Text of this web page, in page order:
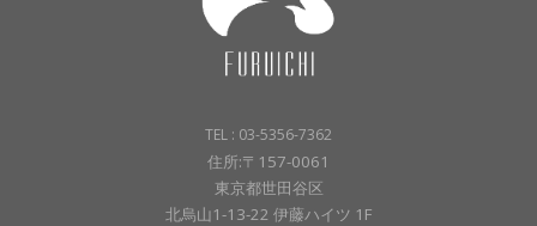
TEL : 03-5356-7362
住所:〒157-0061
東京都世田谷区
北烏山1-13-22 伊藤ハイツ 1F